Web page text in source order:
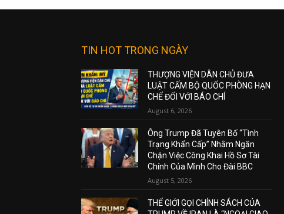
TIN HOT TRONG NGÀY
THƯỢNG VIỆN DÂN CHỦ ĐƯA
LUẬT CẤM BỘ QUỐC PHÒNG HẠN
CHẾ ĐỐI VỚI BÁO CHÍ
August 6, 2026
Ông Trump Đã Tuyên Bố “Tình
Trạng Khẩn Cấp” Nhằm Ngăn
Chặn Việc Công Khai Hồ Sơ Tài
Chính Của Mình Cho Đài BBC
August 5, 2026
THẾ GIỚI GỌI CHÍNH SÁCH CỦA